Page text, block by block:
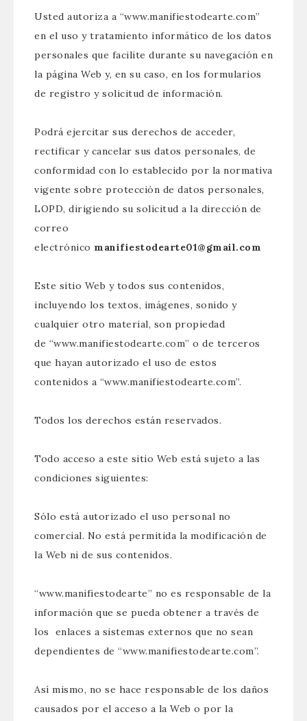
Usted autoriza a “www.manifiestodearte.com”
en el uso y tratamiento informático de los datos
personales que facilite durante su navegación en
la página Web y, en su caso, en los formularios
de registro y solicitud de información.
Podrá ejercitar sus derechos de acceder,
rectificar y cancelar sus datos personales, de
conformidad con lo establecido por la normativa
vigente sobre protección de datos personales,
LOPD, dirigiendo su solicitud a la dirección de
correo
electrónico manifiestodearte01@gmail.com
Este sitio Web y todos sus contenidos,
incluyendo los textos, imágenes, sonido y
cualquier otro material, son propiedad
de “www.manifiestodearte.com” o de terceros
que hayan autorizado el uso de estos
contenidos a “www.manifiestodearte.com”.
Todos los derechos están reservados.
Todo acceso a este sitio Web está sujeto a las
condiciones siguientes:
Sólo está autorizado el uso personal no
comercial. No está permitida la modificación de
la Web ni de sus contenidos.
“www.manifiestodearte” no es responsable de la
información que se pueda obtener a través de
los enlaces a sistemas externos que no sean
dependientes de “www.manifiestodearte.com”.
Así mismo, no se hace responsable de los daños
causados por el acceso a la Web o por la